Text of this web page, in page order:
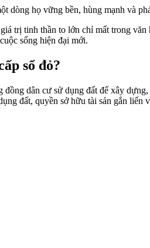
dòng họ vững bền, hùng mạnh và
trị tinh thần to lớn chỉ mất trong văn
sống hiện đại mới.
sổ đỏ?
dân cư sử dụng đất để xây
đất, quyền sở hữu tài sản gắn liến